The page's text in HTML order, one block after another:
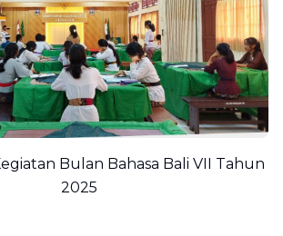
Bulan Bahasa Bali VII Tahun
2025